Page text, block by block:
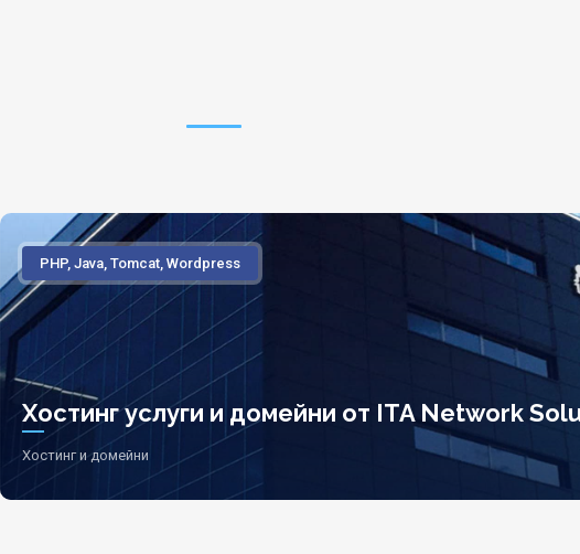
PHP, Java, Tomcat, Wordpress
Хостинг услуги и домейни от ITA Network
Хостинг и домейни